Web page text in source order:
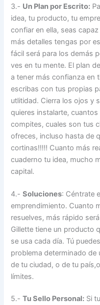
3.- Un Plan por Escrito:
idea, tu producto, tu
confiar en ella, seas
más detalles tengas por
fácil será para los demás
ves en tu mente. El plan
a tener más confianza en
escribas con tus propias
utlitidad. Cierra los ojos y
quieres instalarte,
compites, cuales son tus
ofreces, incluso hasta de
cortinas!!!!! Cuanto más
cuaderno tu idea, mucho
capital.
4.-Soluciones: Céntrate
emprendimiento. Cuanto
resuelves, más rápido
Gillette tiene un producto
se usa cada día. Tú
problema determinado
de tu ciudad, o de tu
límites.
5.-Tu Sello Personal: Si